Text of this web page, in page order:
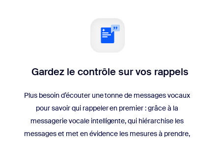
Gardez le contrôle sur vos rappels
Plus besoin d’écouter une tonne de messages vocaux
pour savoir qui rappeler en premier : grâce à la
messagerie vocale intelligente, qui hiérarchise les
messages et met en évidence les mesures à prendre,